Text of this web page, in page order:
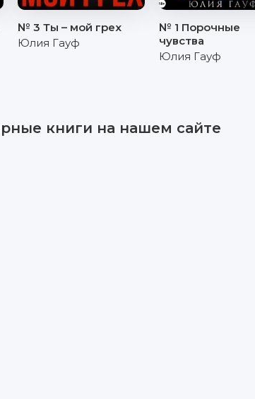
№ 3 Ты – мой грех
Юлия Гауф
№ 1 Порочные
чувства
Юлия Гауф
книги на нашем сайте